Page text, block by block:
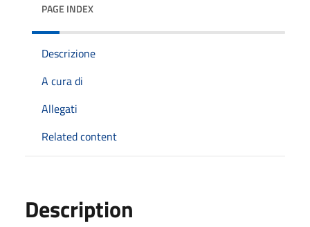
PAGE INDEX
Descrizione
A cura di
Allegati
Related content
Description